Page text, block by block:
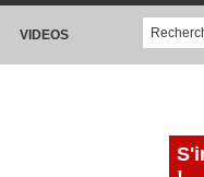
VIDEOS